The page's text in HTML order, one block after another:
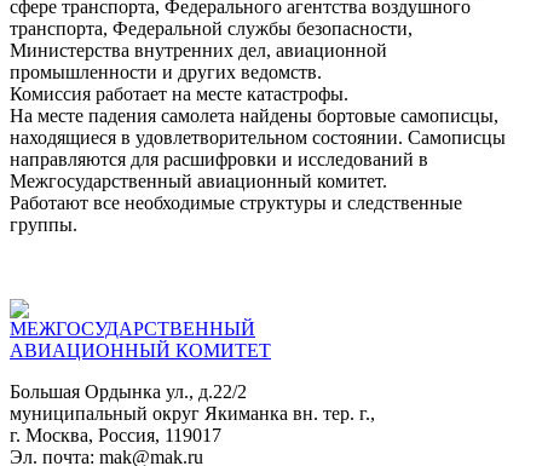
сфере транспорта, Федерального агентства воздушного
транспорта, Федеральной службы безопасности,
Министерства внутренних дел, авиационной
промышленности и других ведомств.
Комиссия работает на месте катастрофы.
На месте падения самолета найдены бортовые самописцы,
находящиеся в удовлетворительном состоянии. Самописцы
направляются для расшифровки и исследований в
Межгосударственный авиационный комитет.
Работают все необходимые структуры и следственные
группы.
МЕЖГОСУДАРСТВЕННЫЙ
АВИАЦИОННЫЙ КОМИТЕТ
Большая Ордынка ул., д.22/2
муниципальный округ Якиманка вн. тер. г.,
г. Москва, Россия, 119017
Эл. почта: mak@mak.ru